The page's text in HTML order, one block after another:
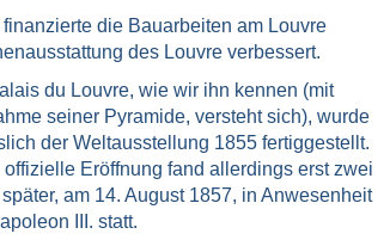
die Bauarbeiten am Louvre
des Louvre verbessert.
du Louvre, wie wir ihn kennen (mit
seiner Pyramide, versteht sich), wurde
der Weltausstellung 1855 fertiggestellt.
offizielle Eröffnung fand allerdings erst zwei
am 14. August 1857, in Anwesenheit
III. statt.